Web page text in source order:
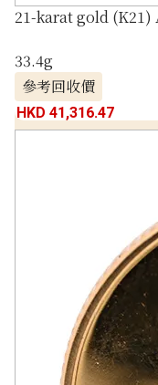
21-karat gold
33.4g
參考回收價
HKD 41,316.47